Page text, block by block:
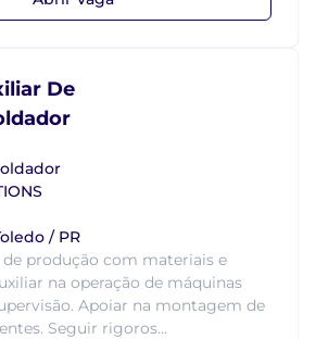
De
/ PR
produção com materiais e
na operação de máquinas
Apoiar na montagem de
Seguir rigoros...